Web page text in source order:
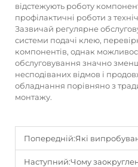
відстежують роботу
профілактичні роботи з
Зазвичай регулярне
системи подачі клею,
компонентів, однак
обслуговування значно
несподіваних відмов і
обладнання порівняно з
монтажу.
Попередній:Які випробування на безпеку повинна
Наступний:Чому заокруглені кути та щільні